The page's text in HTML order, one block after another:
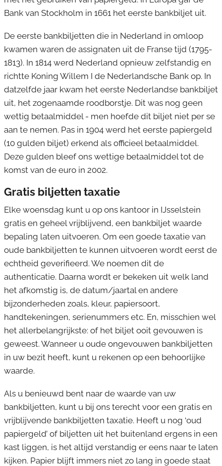
Bank van Stockholm in 1661 het eerste bankbiljet uit.
De eerste bankbiljetten die in Nederland in omloop
kwamen waren de assignaten uit de Franse tijd (1795-
1813). In 1814 werd Nederland opnieuw zelfstandig en
richtte Koning Willem I de Nederlandsche Bank op. In
datzelfde jaar kwam het eerste Nederlandse bankbiljet
uit, het zogenaamde roodborstje. Dit was nog geen
wettig betaalmiddel - men hoefde dit biljet niet per se
aan te nemen. Pas in 1904 werd het eerste papiergeld
(10 gulden biljet) erkend als officieel betaalmiddel.
Deze gulden bleef ons wettige betaalmiddel tot de
komst van de euro in 2002.
Gratis biljetten taxatie
Elke woensdag kunt u op ons kantoor in IJsselstein
gratis en geheel vrijblijvend, een bankbiljet waarde
bepaling laten uitvoeren. Om een goede taxatie van
oude bankbiljetten te kunnen uitvoeren wordt eerst de
echtheid geverifieerd. We noemen dit de
authenticatie. Daarna wordt er bekeken uit welk land
het afkomstig is, de datum/jaartal en andere
bijzonderheden zoals, kleur, papiersoort,
handtekeningen, serienummers etc. En, misschien wel
het allerbelangrijkste: of het biljet ooit gevouwen is
geweest. Wanneer u oude ongevouwen bankbiljetten
in uw bezit heeft, kunt u rekenen op een behoorlijke
waarde.
Als u benieuwd bent naar de waarde van uw
bankbiljetten, kunt u bij ons terecht voor een gratis en
vrijblijvende bankbiljetten taxatie. Heeft u nog ‘oud
papiergeld’ of biljetten uit het buitenland ergens in een
kast liggen, is het altijd verstandig er eens naar te laten
kijken. Papier blijft immers niet zo lang in goede staat